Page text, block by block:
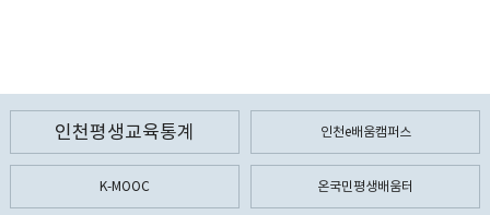
인천평생교육통계 인천e배움캠퍼스
K-MOOC 온국민평생배움터